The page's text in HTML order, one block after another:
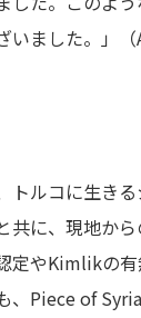
ました。 」（
トルコに生き
共に、現地か
定やKimlikの
、Piece of